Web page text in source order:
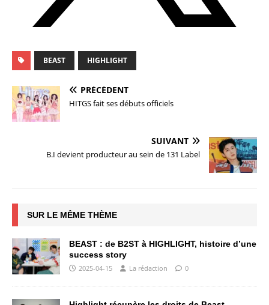
BEAST HIGHLIGHT
PRÉCÉDENT
HITGS fait ses débuts officiels
SUIVANT
B.I devient producteur au sein de 131 Label
SUR LE MÊME THÈME
BEAST : de B2ST à HIGHLIGHT, histoire d’une
success story
2025-04-15 La rédaction 0